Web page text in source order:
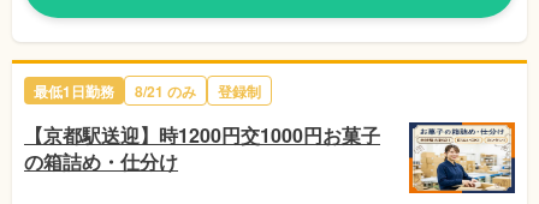
最低1日勤務 8/21 のみ 登録制
【京都駅送迎】時1200円交1000円お菓子
の箱詰め・仕分け